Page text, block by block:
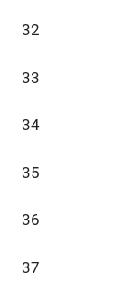
32
33
34
35
36
37